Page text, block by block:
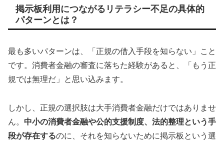
掲示板利用につながるリテラシー不足の具体的
パターンとは？
最も多いパターンは、「正規の借入手段を知らない」こと
です。消費者金融の審査に落ちた経験があると、「もう正
規では無理だ」と思い込みます。
しかし、正規の選択肢は大手消費者金融だけではありませ
ん。 中小の消費者金融や公的支援制度、法的整理という手
段が存在するのに、それを知らないために掲示板という選